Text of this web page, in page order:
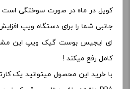
کویل در ماه در صورت سوختگی است
جانبی شما را برای دستگاه ویپ
ای ایجیس بوست گیک ویپ این
کامل رفع میکند !
با خرید این محصول میتوانید یک